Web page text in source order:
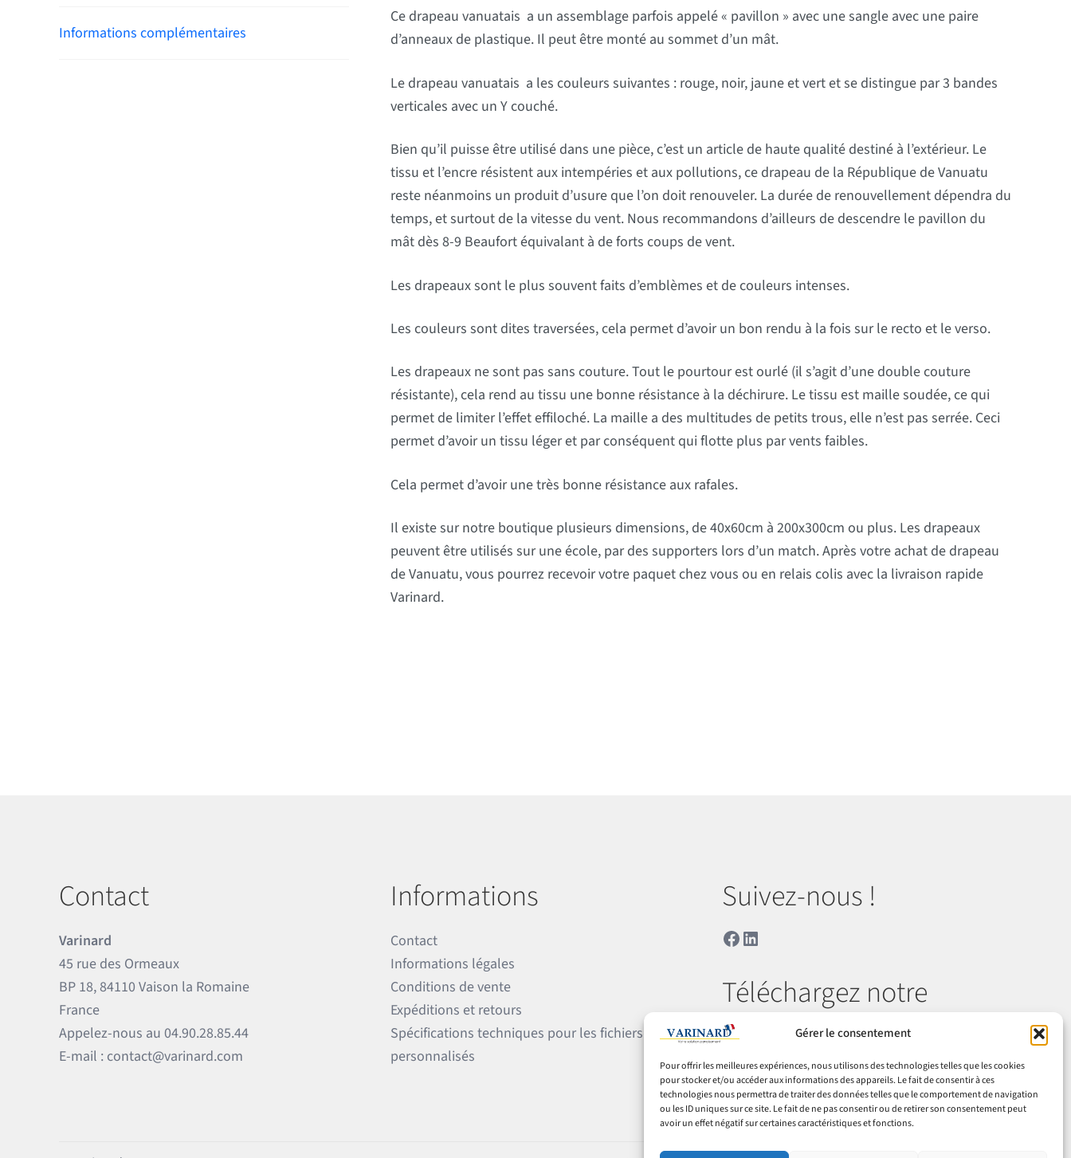
Gérer le consentement
Pour offrir les meilleures expériences, nous utilisons des technologies telles que les cookies
pour stocker et/ou accéder aux informations des appareils. Le fait de consentir à ces
technologies nous permettra de traiter des données telles que le comportement de navigation
ou les ID uniques sur ce site. Le fait de ne pas consentir ou de retirer son consentement peut
avoir un effet négatif sur certaines caractéristiques et fonctions.
Informations complémentaires
Ce drapeau vanuatais a un assemblage parfois appelé « pavillon » avec une sangle avec une paire
d’anneaux de plastique. Il peut être monté au sommet d’un mât.
Le drapeau vanuatais a les couleurs suivantes : rouge, noir, jaune et vert et se distingue par 3 bandes
verticales avec un Y couché.
Bien qu’il puisse être utilisé dans une pièce, c’est un article de haute qualité destiné à l’extérieur. Le
tissu et l’encre résistent aux intempéries et aux pollutions, ce drapeau de la République de Vanuatu
reste néanmoins un produit d’usure que l’on doit renouveler. La durée de renouvellement dépendra du
temps, et surtout de la vitesse du vent. Nous recommandons d’ailleurs de descendre le pavillon du
mât dès 8-9 Beaufort équivalant à de forts coups de vent.
Les drapeaux sont le plus souvent faits d’emblèmes et de couleurs intenses.
Les couleurs sont dites traversées, cela permet d’avoir un bon rendu à la fois sur le recto et le verso.
Les drapeaux ne sont pas sans couture. Tout le pourtour est ourlé (il s’agit d’une double couture
résistante), cela rend au tissu une bonne résistance à la déchirure. Le tissu est maille soudée, ce qui
permet de limiter l’effet effiloché. La maille a des multitudes de petits trous, elle n’est pas serrée. Ceci
permet d’avoir un tissu léger et par conséquent qui flotte plus par vents faibles.
Cela permet d’avoir une très bonne résistance aux rafales.
Il existe sur notre boutique plusieurs dimensions, de 40x60cm à 200x300cm ou plus. Les drapeaux
peuvent être utilisés sur une école, par des supporters lors d’un match. Après votre achat de drapeau
de Vanuatu, vous pourrez recevoir votre paquet chez vous ou en relais colis avec la livraison rapide
Varinard.
Contact
Varinard
45 rue des Ormeaux
BP 18, 84110 Vaison la Romaine
France
Appelez-nous au 04.90.28.85.44
E-mail : contact@varinard.com
Informations
Contact
Informations légales
Conditions de vente
Expéditions et retours
Spécifications techniques pour les fichiers
personnalisés
Suivez-nous !
Facebook
LinkedIn
Téléchargez notre
catalogue
Télécharger